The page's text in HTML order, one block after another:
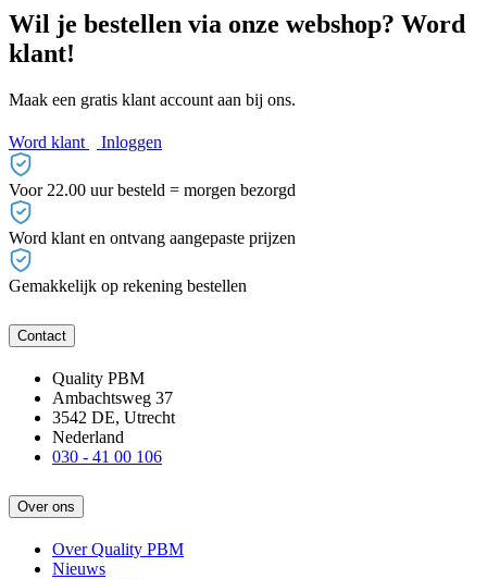
Wil je bestellen via onze webshop? Word
klant!
Maak een gratis klant account aan bij ons.
Word klant Inloggen
Voor 22.00 uur besteld = morgen bezorgd
Word klant en ontvang aangepaste prijzen
Gemakkelijk op rekening bestellen
Contact
Quality PBM
Ambachtsweg 37
3542 DE, Utrecht
Nederland
030 - 41 00 106
Over ons
Over Quality PBM
Nieuws